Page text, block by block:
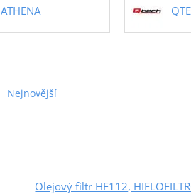
ATHENA
Nejnovější
Olejový filtr HF112,